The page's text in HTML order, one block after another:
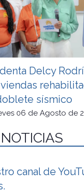
Delcy
sísmico
06 de Agosto de
canal de